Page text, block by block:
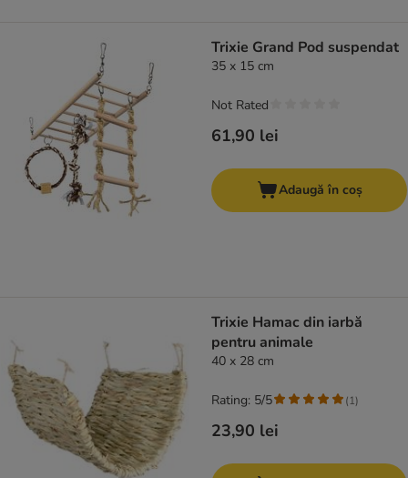
Trixie Grand Pod suspendat
35 x 15 cm
61,90 lei
Not Rated
Adaugă în coș
Trixie Hamac din iarbă
pentru animale
40 x 28 cm
23,90 lei
Rating: 5/5 (1)